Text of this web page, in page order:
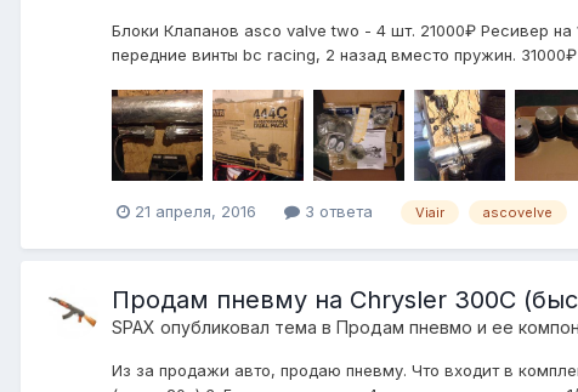
Блоки Клапанов asco valve two - 4 шт. 21000₽ Ресивер
передние винты bc racing, 2 назад вместо пружин.
21 апреля, 2016 3 ответа Viair ascovelve
Продам пневму на Chrysler 300C
SPAX опубликовал тема в Продам пневмо и ее
Из за продажи авто, продаю пневму. Что входит в